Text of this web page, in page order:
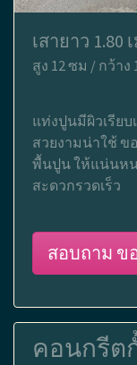
เสายาว 1.80
สูง 12 ซม / กว้าง
แท่งปูนมีผิวเรีย
สวยงามน่าใช้ ข
พื้นปูน ให้แน่นหน
สะดวกรวดเร็ว
สอบถาม ข
คอนกรีต